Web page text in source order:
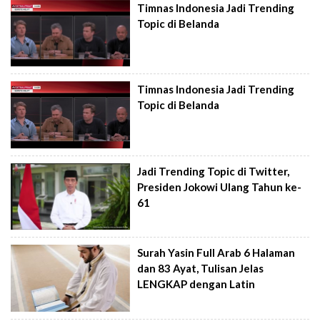
Timnas Indonesia Jadi Trending
Topic di Belanda
Timnas Indonesia Jadi Trending
Topic di Belanda
Jadi Trending Topic di Twitter,
Presiden Jokowi Ulang Tahun ke-
61
Surah Yasin Full Arab 6 Halaman
dan 83 Ayat, Tulisan Jelas
LENGKAP dengan Latin